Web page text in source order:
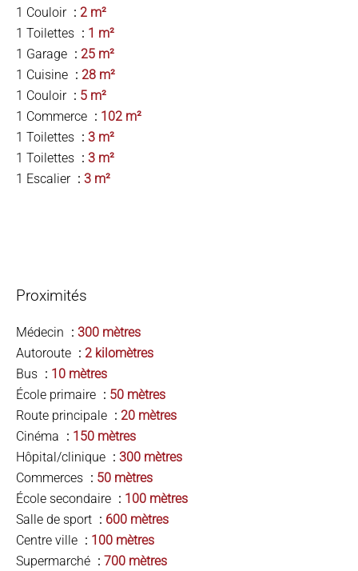
1 Couloir
2 m²
1 Toilettes
1 m²
1 Garage
25 m²
1 Cuisine
28 m²
1 Couloir
5 m²
1 Commerce
102 m²
1 Toilettes
3 m²
1 Toilettes
3 m²
1 Escalier
3 m²
Proximités
Médecin
300 mètres
Autoroute
2 kilomètres
Bus
10 mètres
École primaire
50 mètres
Route principale
20 mètres
Cinéma
150 mètres
Hôpital/clinique
300 mètres
Commerces
50 mètres
École secondaire
100 mètres
Salle de sport
600 mètres
Centre ville
100 mètres
Supermarché
700 mètres